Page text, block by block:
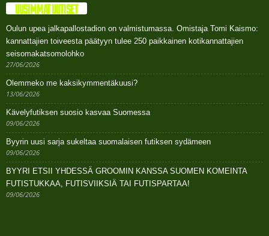
UUSIMMAT UUTISET
Oulun upea jalkapallostadion on valmistumassa. Omistaja Tomi Kaismo:
kannattajien toiveesta päätyyn tulee 250 paikkainen kotikannattajien
seisomakatsomolohko
27/06/2026
Olemmeko me kaksikymmentäkuusi?
13/06/2026
Kävelyfutiksen suosio kasvaa Suomessa
09/06/2026
Byyrin uusi sarja sukeltaa suomalaisen futiksen sydämeen
09/06/2026
BYYRI ETSII YHDESSÄ GROOMIN KANSSA SUOMEN KOMEINTA
FUTISTUKKAA, FUTISVIIKSIÄ TAI FUTISPARTAA!
09/06/2026